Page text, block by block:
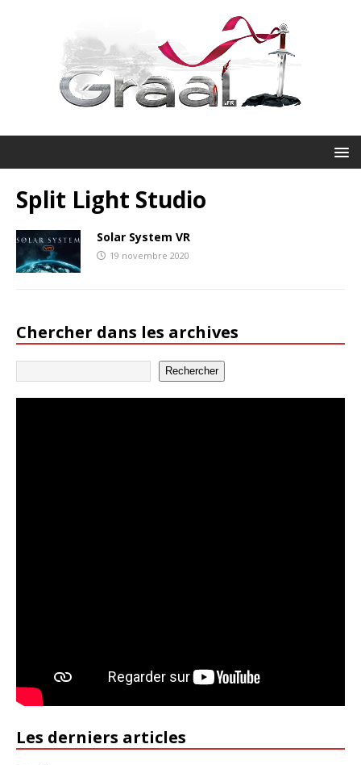
Split Light Studio
Solar System VR
19 novembre 2020
Chercher dans les archives
Rechercher
Les derniers articles